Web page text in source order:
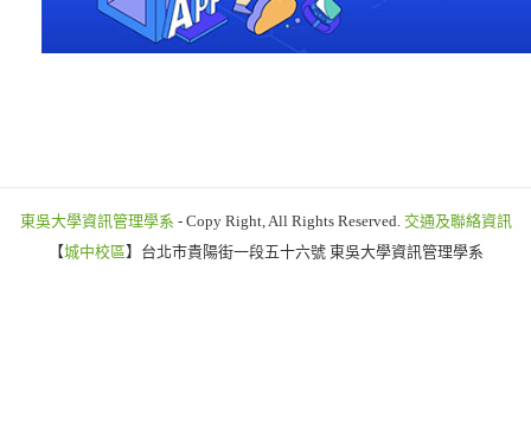
東吳大學資訊管理學系 - Copy Right, All Rights Reserved. 交通及聯絡資訊
【城中校區】台北市貴陽街一段五十六號 東吳大學資訊管理學系